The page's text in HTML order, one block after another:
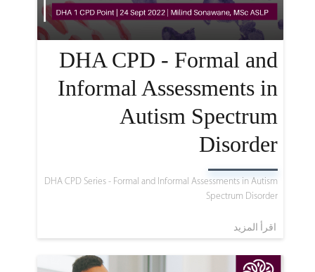
DHA CPD - Formal and
Informal Assessments in
Autism Spectrum
Disorder
DHA CPD Series - Formal and Informal Assessments in Autism
Spectrum Disorder
اقرأ المزيد